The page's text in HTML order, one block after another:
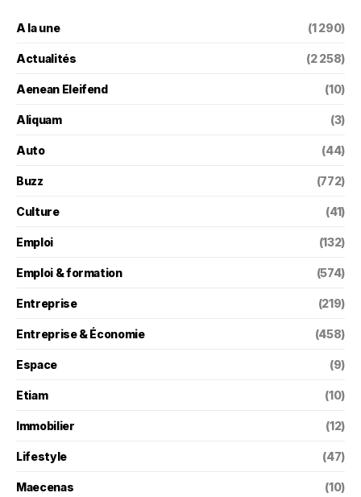
A la une (1 290)
Actualités (2 258)
Aenean Eleifend (10)
Aliquam (3)
Auto (44)
Buzz (772)
Culture (41)
Emploi (132)
Emploi & formation (574)
Entreprise (219)
Entreprise & Économie (458)
Espace (9)
Etiam (10)
Immobilier (12)
Lifestyle (47)
Maecenas (10)